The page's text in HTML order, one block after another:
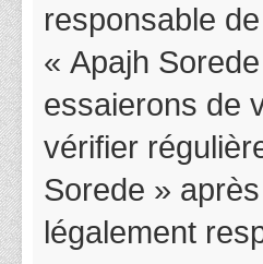
responsable
« Apajh
essaierons de
vérifier
Sorede »
légalement